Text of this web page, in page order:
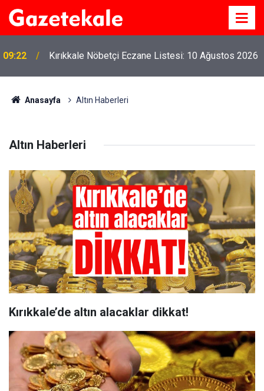
09:22 Kırıkkale Nöbetçi Eczane Listesi: 10 Ağustos 2026
Anasayfa Altın Haberleri
Altın Haberleri
Kırıkkale’de altın alacaklar dikkat!